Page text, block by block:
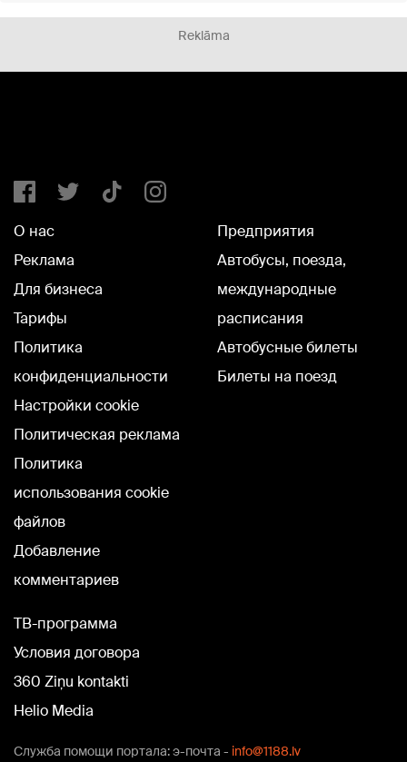
Reklāma
О нас
Реклама
Для бизнеса
Тарифы
Политика
конфиденциальности
Настройки cookie
Политическая реклама
Политика
использования cookie
файлов
Добавление
комментариев
Предприятия
Автобусы, поезда,
международные
расписания
Автобусные билеты
Билеты на поезд
TВ-программа
Условия договора
360 Ziņu kontakti
Helio Media
Служба помощи портала: э-почта - info@1188.lv